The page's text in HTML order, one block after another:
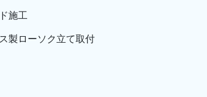
施工
製ローソク立て取付